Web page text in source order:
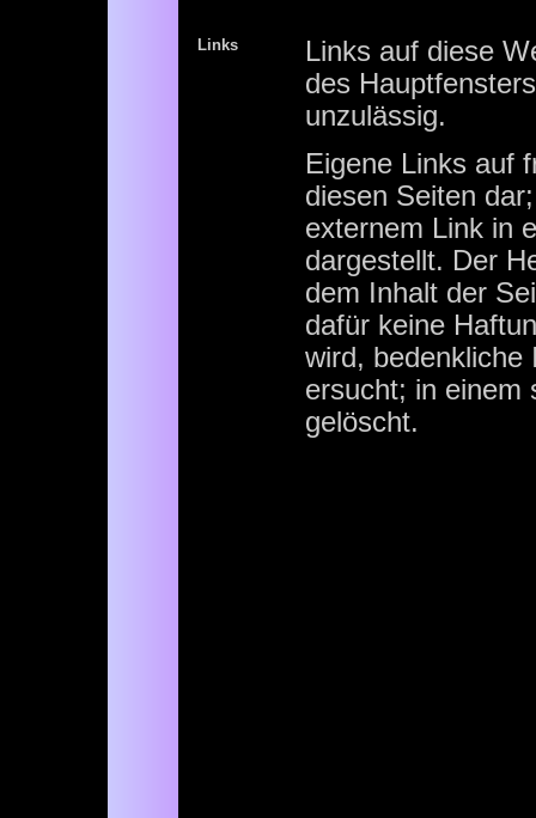
Links
Links auf diese
des
unzulässig.
Eigene Links auf
diesen Seiten
externem Link in
dargestellt. Der
dem Inhalt der
dafür keine
wird, bedenkliche
ersucht; in einem
gelöscht.